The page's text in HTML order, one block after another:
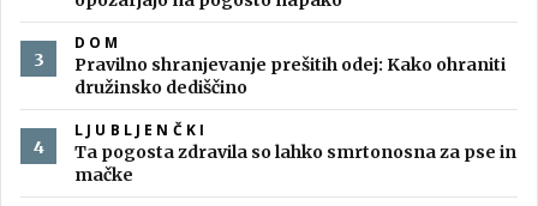
DOM
Pravilno shranjevanje prešitih odej: Kako ohraniti
družinsko dediščino
LJUBLJENČKI
Ta pogosta zdravila so lahko smrtonosna za pse in
mačke